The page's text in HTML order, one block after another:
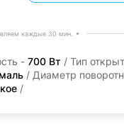
каждые 30 мин.
- 700 Вт / Тип
/ Диаметр
/